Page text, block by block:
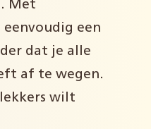
Met
een
dat je alle
af te wegen.
lekkers wilt